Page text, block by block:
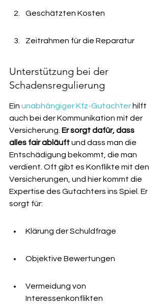
Geschätzten Kosten
Zeitrahmen für die Reparatur
Unterstützung bei der
Schadensregulierung
Ein unabhängiger Kfz-Gutachter hilft
auch bei der Kommunikation mit der
Versicherung. Er sorgt dafür, dass
alles fair abläuft und dass man die
Entschädigung bekommt, die man
verdient. Oft gibt es Konflikte mit den
Versicherungen, und hier kommt die
Expertise des Gutachters ins Spiel. Er
sorgt für:
Klärung der Schuldfrage
Objektive Bewertungen
Vermeidung von
Interessenkonflikten